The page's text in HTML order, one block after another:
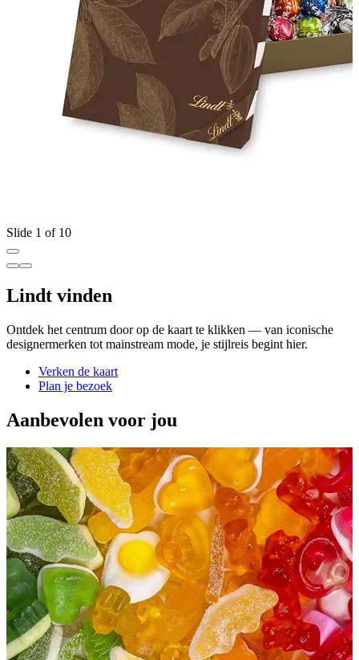
Slide 1 of 10
Lindt vinden
Ontdek het centrum door op de kaart te klikken — van iconische
designermerken tot mainstream mode, je stijlreis begint hier.
Verken de kaart
Plan je bezoek
Aanbevolen voor jou